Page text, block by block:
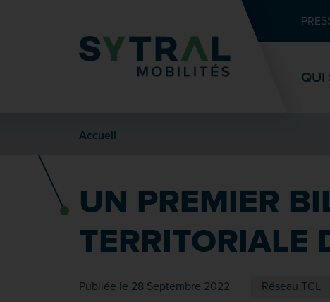
Recherche
QUI
Accueil
UN PREMIER
TERRITORIALE
Publiée le 28 Septembre 2022 Réseau TCL